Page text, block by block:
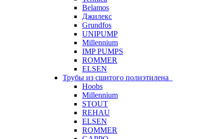
Belamos
Джилекс
Grundfos
UNIPUMP
Millennium
IMP PUMPS
ROMMER
ELSEN
Трубы из сшитого полиэтилена
Hoobs
Millennium
STOUT
REHAU
ELSEN
ROMMER